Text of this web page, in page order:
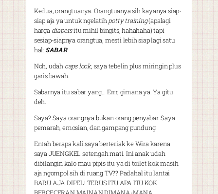
Kedua, orangtuanya. Orangtuanya sih kayanya siap-
siap aja ya untuk ngelatihpotty training(apalagi
harga diapersitu mihil bingits, hahahaha) tapi
sesiap-siapnya orangtua, mesti lebih siap lagi satu
hal: SABAR.
Noh, udah caps lock, saya tebelin plus miringin plus
garis bawah.
Sabarnya itu sabar yang… Errr, gimana ya. Ya gitu
deh.
Saya? Saya orangnya bukan orang penyabar. Saya
pemarah, emosian, dan gampang pundung.
Entah berapa kali saya berteriak ke Wira karena
saya JUENGKEL setengah mati. Ini anak udah
dibilangin kalo mau pipis itu ya di toilet kok masih
aja ngompol sih di ruang TV?? Padahal itu lantai
BARU AJA DIPEL! TERUS ITU APA ITU KOK